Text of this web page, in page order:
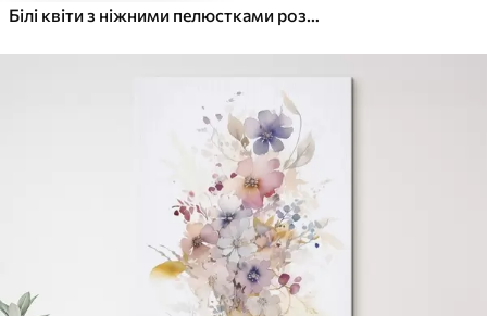
✓Яскраві, насичені кольори
Поверхня з текстурою полотна
Екологічний матеріал
Білі квіти з ніжними пелюстками розташовані в красивому квітковому візерунку на світлому фоні